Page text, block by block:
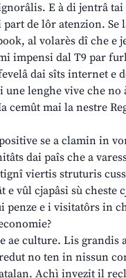
E à di jentrâ
de lôr atenzion.
al volarès dî che e
impensi dal T9 par
dai sîts internet e
lenghe vive che no
cemût mai la nestre
se a clamin in
dai paîs che a
viertis struturis
e vûl cjapâsi sù cheste
penze e i visitatôrs in
ae culture. Lis
no ten in nissun
Achì invezit il